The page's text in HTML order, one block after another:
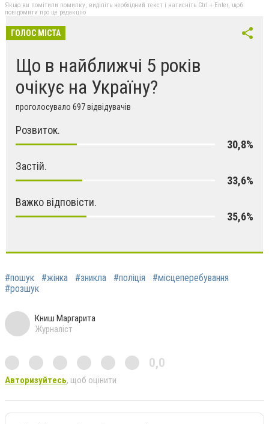
Якщо ви помітили помилку, виділіть необхідний текст і натисніть Ctrl + Enter, щоб
повідомити про це редакцію
ГОЛОС МІСТА
Що в найближчі 5 років
очікує на Україну?
проголосувало 697 відвідувачів
Розвиток.
30,8%
Застій.
33,6%
Важко відповісти.
35,6%
#пошук #жінка #зникла #поліція
#місцеперебування
#розшук
Книш Маргарита
Журналіст
0,0
Авторизуйтесь, щоб оцінити